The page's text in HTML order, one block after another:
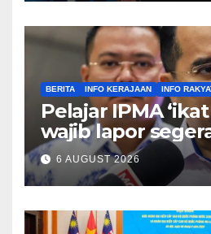
BERITA INFO KERAJAAN INFO
Pelajar IPMA
wajib lapor
Pengarah –
6 AUGUST 2026